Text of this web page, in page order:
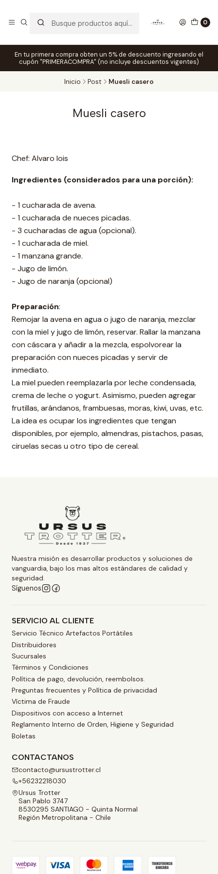
0
En tu primera compra obten un 5% de descuento ingresando el
cupón "PRIMERACOMPRA" (no incluye descuentos vigentes)
Inicio Post Muesli casero
Muesli casero
Chef: Alvaro lois
Ingredientes (considerados para una porción):
- 1 cucharada de avena.⁣
- 1 cucharada de nueces picadas.⁣
- 3 cucharadas de agua (opcional).⁣
- 1 cucharada de miel.⁣
- 1 manzana grande.⁣
- Jugo de limón.⁣
- Jugo de naranja (opcional)⁣
Preparación:
Remojar la avena en agua o jugo de naranja, mezclar
con la miel y jugo de limón, reservar. Rallar la manzana
con cáscara y añadir a la mezcla, espolvorear la
preparación con nueces picadas y servir de
inmediato.⁣
La miel pueden reemplazarla por leche condensada,
crema de leche o yogurt. Asimismo, pueden agregar
frutillas, arándanos, frambuesas, moras, kiwi, uvas, etc.
La idea es ocupar los ingredientes que tengan
disponibles, por ejemplo, almendras, pistachos, pasas,
ciruelas secas u otro tipo de cereal.
Nuestra misión es desarrollar productos y soluciones de
vanguardia, bajo los mas altos estándares de calidad y
seguridad.
Síguenos
SERVICIO AL CLIENTE
Servicio Técnico Artefactos Portátiles
Distribuidores
Sucursales
Términos y Condiciones
Política de pago, devolución, reembolsos.
Preguntas frecuentes y Política de privacidad
Víctima de Fraude
Dispositivos con acceso a Internet
Reglamento Interno de Orden, Higiene y Seguridad
Boletas
CONTACTANOS
contacto@ursustrotter.cl
+56232218030
Ursus Trotter
San Pablo 3747
8530295 SANTIAGO - Quinta Normal
Región Metropolitana - Chile